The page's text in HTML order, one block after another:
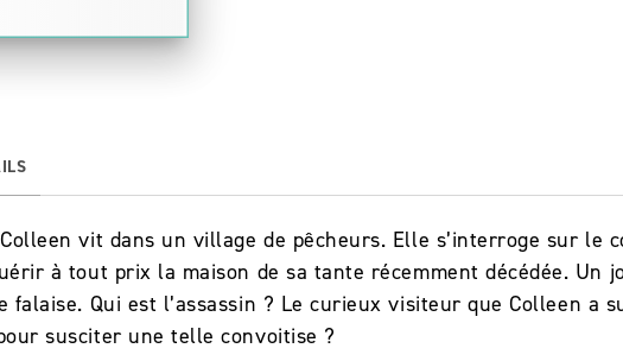
vit dans un village de pêcheurs. Elle s’interroge sur le
à tout prix la maison de sa tante récemment décédée. Un
falaise. Qui est l’assassin ? Le curieux visiteur que Colleen a
susciter une telle convoitise ?